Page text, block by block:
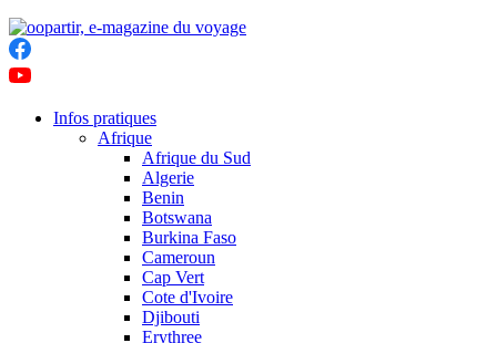
Infos pratiques
Afrique
Afrique du Sud
Algerie
Benin
Botswana
Burkina Faso
Cameroun
Cap Vert
Cote d'Ivoire
Djibouti
Erythree